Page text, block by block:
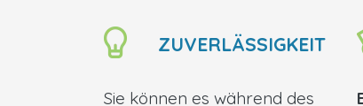
ZUVERLÄSSIGKEIT
Sie können es während des